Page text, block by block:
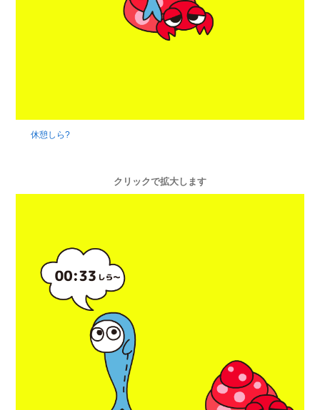
休憩しら?
クリックで拡大します